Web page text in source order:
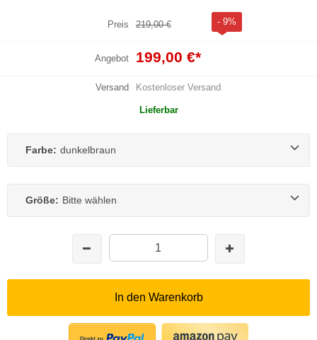
Preis 219,00 € - 9%
Angebot 199,00 €*
Versand Kostenloser Versand
Lieferbar
Farbe: dunkelbraun
Größe: Bitte wählen
In den Warenkorb